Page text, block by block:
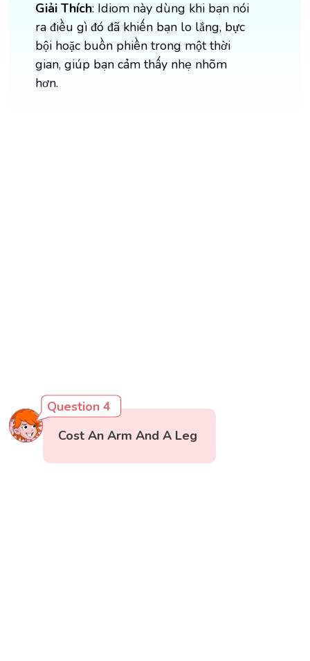
Giải Thích: Idiom này dùng khi bạn nói
ra điều gì đó đã khiến bạn lo lắng, bực
bội hoặc buồn phiền trong một thời
gian, giúp bạn cảm thấy nhẹ nhõm
hơn.
Question 4
Cost An Arm And A Leg